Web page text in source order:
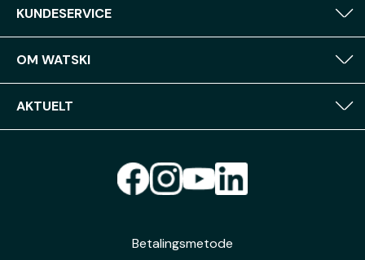
KUNDESERVICE
OM WATSKI
AKTUELT
Betalingsmetode